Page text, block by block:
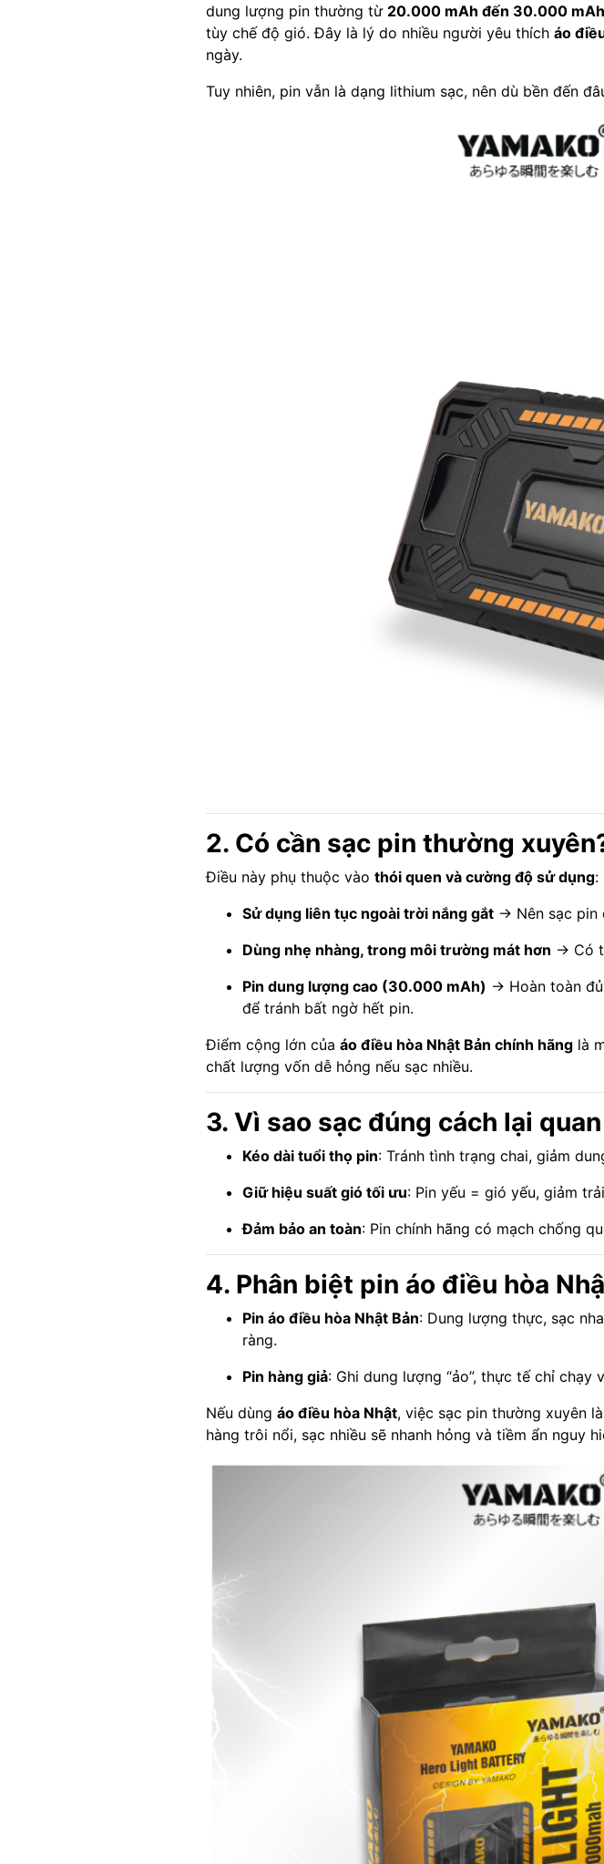
dung lượng pin thường từ 20.000 mAh đến 30.000 mAh
tùy chế độ gió. Đây là lý do nhiều người yêu thích áo
ngày.
Tuy nhiên, pin vẫn là dạng lithium sạc, nên dù bền đến
2. Có cần sạc pin thường
Điều này phụ thuộc vào thói quen và cường độ sử dụng:
Sử dụng liên tục ngoài trời nắng gắt→ Nên sạc pin
Dùng nhẹ nhàng, trong môi trường mát hơn → Có
Pin dung lượng cao (30.000 mAh) → Hoàn toàn
để tránh bất ngờ hết pin.
Điểm cộng lớn của áo điều hòa Nhật Bản chính hãnglà
chất lượng vốn dễ hỏng nếu sạc nhiều.
3. Vì sao sạc đúng cách lại
Kéo dài tuổi thọ pin: Tránh tình trạng chai, giảm
Giữ hiệu suất gió tối ưu: Pin yếu = gió yếu, giảm
Đảm bảo an toàn: Pin chính hãng có mạch chống
4. Phân biệt pin áo điều hòa
Pin áo điều hòa Nhật Bản: Dung lượng thực, sạc
ràng.
Pin hàng giả: Ghi dung lượng “ảo”, thực tế chỉ chạy
Nếu dùng áo điều hòa Nhật, việc sạc pin thường xuyên
hàng trôi nổi, sạc nhiều sẽ nhanh hỏng và tiềm ẩn nguy